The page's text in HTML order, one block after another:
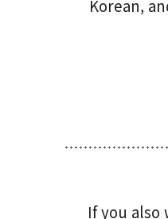
Korean,
If you also